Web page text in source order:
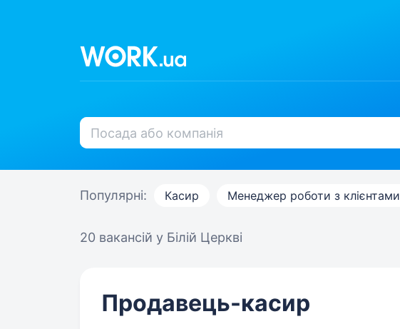
Популярні: Касир Менеджер роботи з клієнтами
20 вакансій у Білій Церкві
Продавець-касир